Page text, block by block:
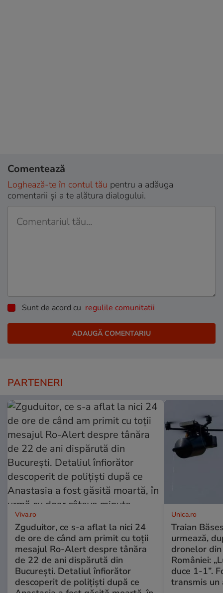
Comentează
Loghează-te în contul tău pentru a adăuga
comentarii și a te alătura dialogului.
Sunt de acord cu regulile comunitatii
PARTENERI
Viva.ro
Zguduitor, ce s-a aflat la nici 24
de ore de când am primit cu toții
mesajul Ro-Alert despre tânăra
de 22 de ani dispărută din
București. Detaliul înfiorător
descoperit de polițiști după ce
Unica.ro
Traian
urmează,
dronelor
României:
duce 1-1”.
transmis un